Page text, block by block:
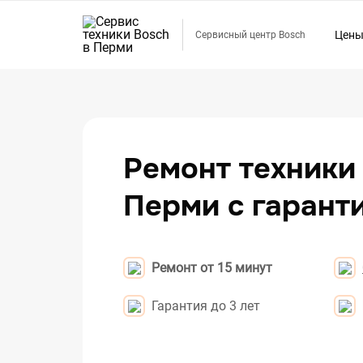
Сервисный центр Bosch Цены
Ремонт
Перми с
Ремонт от 15 минут
Гарантия до 3 лет